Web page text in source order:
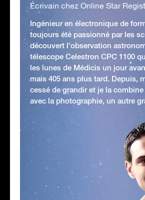
Écrivain chez Online Star
Ingénieur en électronique de
toujours été passionné par les
découvert l'observation
télescope Celestron CPC 1100
les lunes de Médicis un jour
mais 405 ans plus tard. Depuis,
cessé de grandir et je la
avec la photographie, un autre